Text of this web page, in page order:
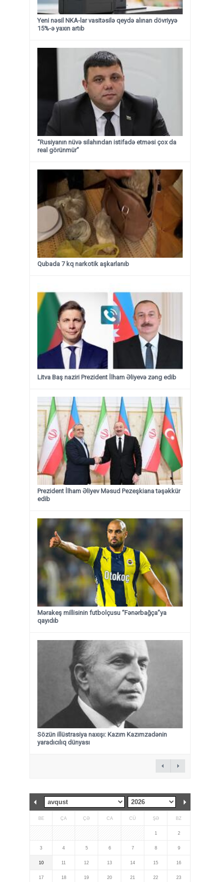
Yeni nəsil NKA-lar vasitəsilə qeydə alınan dövriyyə
15%-ə yaxın artıb
“Rusiyanın nüvə silahından istifadə etməsi çox da
real görünmür”
Qubada 7 kq narkotik aşkarlanıb
Litva Baş naziri Prezident İlham Əliyevə zəng edib
Prezident İlham Əliyev Məsud Pezeşkiana təşəkkür
edib
Mərakeş millisinin futbolçusu “Fənərbağça”ya
qayıdıb
Sözün illüstrasiya naxışı: Kazım Kazımzadənin
yaradıcılıq dünyası
BE ÇA ÇƏ CA CÜ ŞƏ BZ
1 2
3 4 5 6 7 8 9
10 11 12 13 14 15 16
17 18 19 20 21 22 23